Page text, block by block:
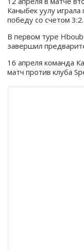
Каныбек уулу
победу со счетом 3:2.
В первом туре
завершил
16 апреля команда
матч против клуба